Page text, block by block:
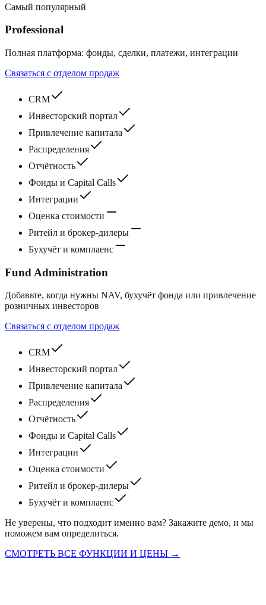
Самый популярный
Professional
Полная платформа: фонды, сделки, платежи, интеграции
Связаться с отделом продаж
CRM
Инвесторский портал
Привлечение капитала
Распределения
Отчётность
Фонды и Capital Calls
Интеграции
Оценка стоимости
Ритейл и брокер‑дилеры
Бухучёт и комплаенс
Fund Administration
Добавьте, когда нужны NAV, бухучёт фонда или привлечение
розничных инвесторов
Связаться с отделом продаж
CRM
Инвесторский портал
Привлечение капитала
Распределения
Отчётность
Фонды и Capital Calls
Интеграции
Оценка стоимости
Ритейл и брокер‑дилеры
Бухучёт и комплаенс
Не уверены, что подходит именно вам? Закажите демо, и мы
поможем вам определиться.
СМОТРЕТЬ ВСЕ ФУНКЦИИ И ЦЕНЫ →